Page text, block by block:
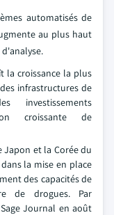
automatisés de
au plus haut
d'analyse.
la croissance la plus
infrastructures de
investissements
croissante de
Japon et la Corée du
la mise en place
des capacités de
de drogues. Par
Journal en août